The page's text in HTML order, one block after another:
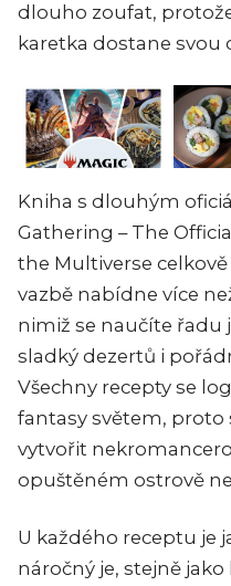
dlouho zoufat,
karetka dostane svou
Kniha s dlouhým
Gathering – The
the Multiverse
vazbě nabídne více
nimiž se naučíte řadu
sladký dezertů i
Všechny recepty se
fantasy světem, proto
vytvořit
opuštěném ostrově
U každého receptu je
náročný je, stejně